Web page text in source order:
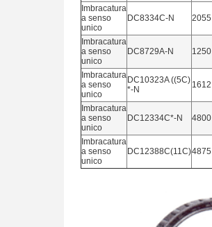
Imbracatura
a senso
unico
DC8334C-N 2055
Imbracatura
a senso
unico
DC8729A-N 1250
Imbracatura
a senso
unico
DC10323A ((5C)
*-N
1612
Imbracatura
a senso
unico
DC12334C*-N 4800
Imbracatura
a senso
unico
DC12388C(11C)4875